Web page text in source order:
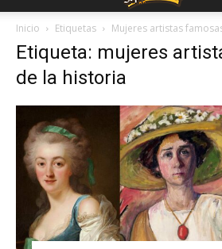
Inicio Etiquetas Mujeres artistas
Etiqueta: mujeres
de la historia